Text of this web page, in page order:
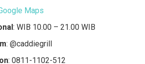
Maps
: WIB 10.00 – 21.00 WIB
: @caddiegrill
:0811-1102-512